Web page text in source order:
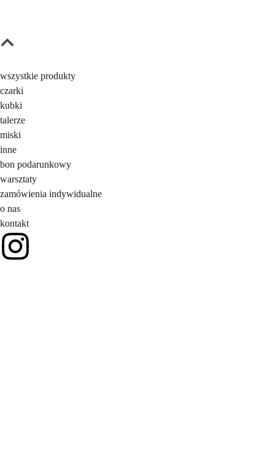
wszystkie produkty
czarki
kubki
talerze
miski
inne
bon podarunkowy
warsztaty
zamówienia indywidualne
o nas
kontakt